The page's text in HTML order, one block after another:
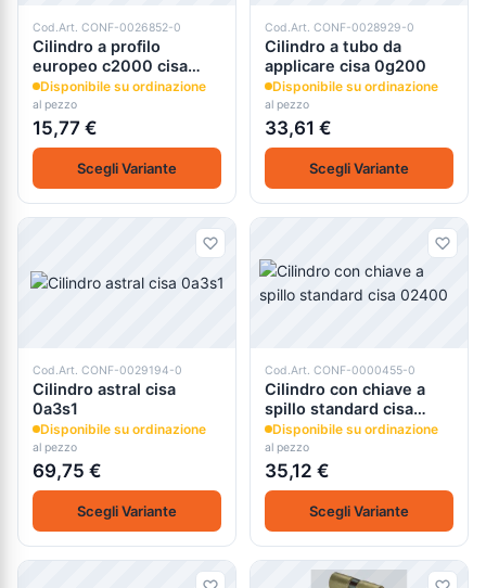
Cod.Art. CONF-0026852-0
Cilindro a profilo
europeo c2000 cisa
0g300
Disponibile su ordinazione
al pezzo
15,77 €
Scegli Variante
Cod.Art. CONF-0028929-0
Cilindro a tubo da
applicare cisa 0g200
Disponibile su ordinazione
al pezzo
33,61 €
Scegli Variante
Cod.Art. CONF-0029194-0
Cilindro astral cisa
0a3s1
Disponibile su ordinazione
al pezzo
69,75 €
Scegli Variante
Cod.Art. CONF-0000455-0
Cilindro con chiave a
spillo standard cisa
02400
Disponibile su ordinazione
al pezzo
35,12 €
Scegli Variante